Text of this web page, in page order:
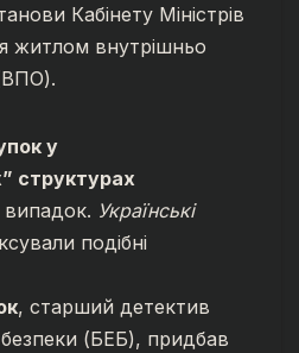
Кабінету Міністрів
житлом внутрішньо
у
структурах
Українські
подібні
, старший детектив
(БЕБ), придбав